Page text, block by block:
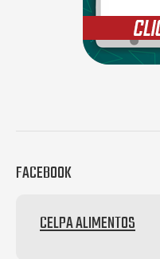
FACEBOOK
CELPA ALIMENTOS